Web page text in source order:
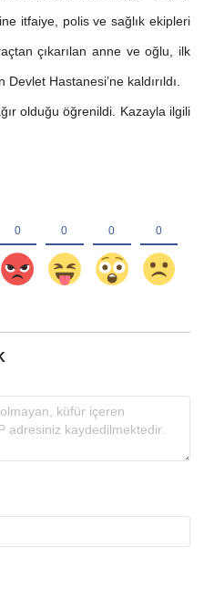
itfaiye, polis ve sağlık ekipleri
çıkarılan anne ve oğlu, ilk
Hastanesi’ne kaldırıldı.
olduğu öğrenildi. Kazayla ilgili